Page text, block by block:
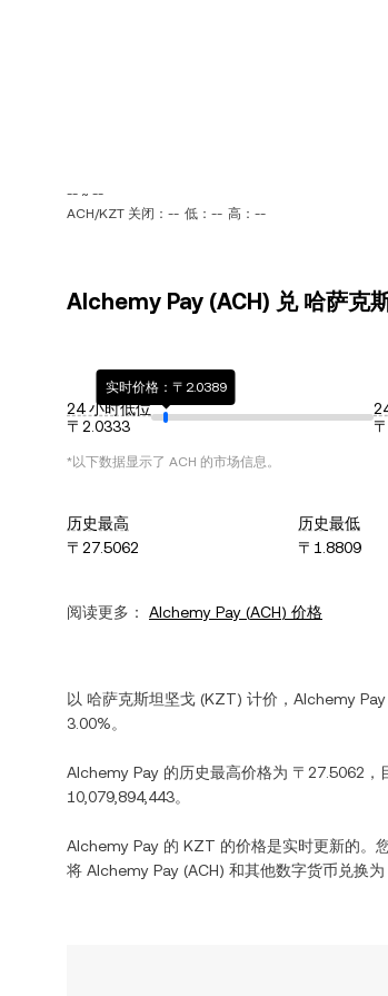
-- ~ --
ACH/KZT 关闭：-- 低：-- 高：--
Alchemy Pay (ACH) 兑 哈萨克
24 小时低位
〒2.0333
实时价格：〒2.0389
*以下数据显示了 ACH 的市场信息。
历史最高
〒27.5062
历史最低
〒1.8809
阅读更多： Alchemy Pay (ACH) 价格
以 哈萨克斯坦坚戈 (KZT) 计价， Alchemy Pay
3.00%。
Alchemy Pay 的历史最高价格为 〒27.5062
10,079,894,443。
Alchemy Pay 的 KZT 的价格是实时更新的。
将 Alchemy Pay (ACH) 和其他数字货币兑换为